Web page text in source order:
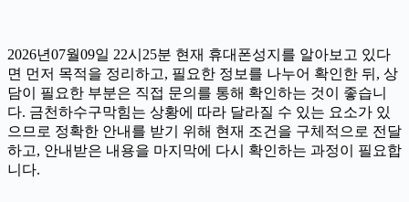
2026년07월09일 22시25분 현재 휴대폰성지를 알아보고 있다
면 먼저 목적을 정리하고, 필요한 정보를 나누어 확인한 뒤, 상
담이 필요한 부분은 직접 문의를 통해 확인하는 것이 좋습니
다. 금천하수구막힘는 상황에 따라 달라질 수 있는 요소가 있
으므로 정확한 안내를 받기 위해 현재 조건을 구체적으로 전달
하고, 안내받은 내용을 마지막에 다시 확인하는 과정이 필요합
니다.